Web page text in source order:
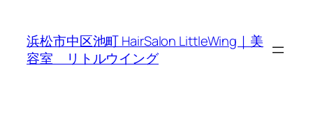
浜松市中区池町 HairSalon LittleWing｜美
容室 リトルウイング